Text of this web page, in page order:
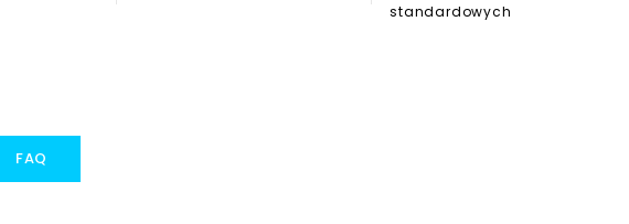
standardowych
FAQ